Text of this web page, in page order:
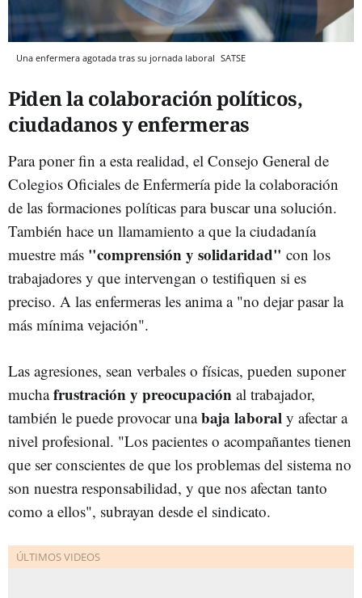
Una enfermera agotada tras su jornada laboral SATSE
Piden la colaboración políticos,
ciudadanos y enfermeras
Para poner fin a esta realidad, el Consejo General de
Colegios Oficiales de Enfermería pide la colaboración
de las formaciones políticas para buscar una solución.
También hace un llamamiento a que la ciudadanía
muestre más "comprensión y solidaridad" con los
trabajadores y que intervengan o testifiquen si es
preciso. A las enfermeras les anima a "no dejar pasar la
más mínima vejación".
Las agresiones, sean verbales o físicas, pueden suponer
muchafrustración y preocupación al trabajador,
también le puede provocar unabaja laboral y afectar a
nivel profesional. "Los pacientes o acompañantes tienen
que ser conscientes de que los problemas del sistema no
son nuestra responsabilidad, y que nos afectan tanto
como a ellos", subrayan desde el sindicato.